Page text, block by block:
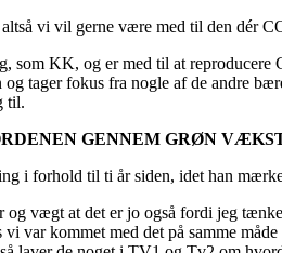
vi vil gerne være med til den dér
KK, og er med til at reproducere
tager fokus fra nogle af de andre
til.
GENNEM GRØN
i forhold til ti år siden, idet han
og vægt at det er jo også fordi jeg
var kommet med det på samme